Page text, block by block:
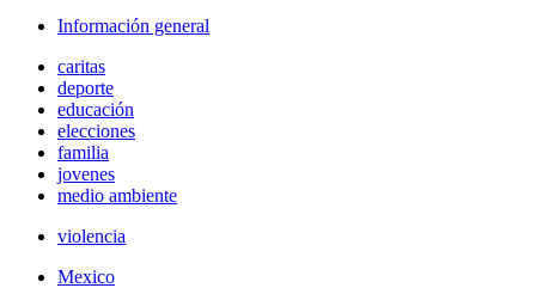
Información general
caritas
deporte
educación
elecciones
familia
jovenes
medio ambiente
violencia
Mexico